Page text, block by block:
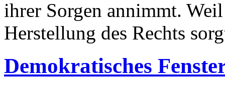
ihrer Sorgen annimmt.
Herstellung des Rechts
Demokratisches